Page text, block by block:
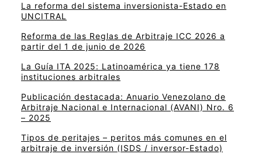
La reforma del sistema inversionista-Estado en
UNCITRAL
Reforma de las Reglas de Arbitraje ICC 2026 a
partir del 1 de junio de 2026
La Guía ITA 2025: Latinoamérica ya tiene 178
instituciones arbitrales
Publicación destacada: Anuario Venezolano de
Arbitraje Nacional e Internacional (AVANI) Nro. 6
– 2025
Tipos de peritajes – peritos más comunes en el
arbitraje de inversión (ISDS / inversor-Estado)